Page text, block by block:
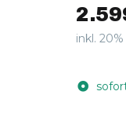
inkl.